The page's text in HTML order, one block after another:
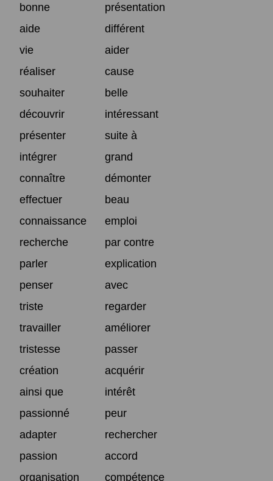
bonne
présentation
aide
différent
vie
aider
réaliser
cause
souhaiter
belle
découvrir
intéressant
présenter
suite à
intégrer
grand
connaître
démonter
effectuer
beau
connaissance
emploi
recherche
par contre
parler
explication
penser
avec
triste
regarder
travailler
améliorer
tristesse
passer
création
acquérir
ainsi que
intérêt
passionné
peur
adapter
rechercher
passion
accord
organisation
compétence